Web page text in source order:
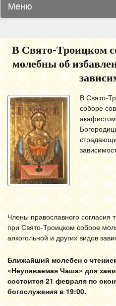
Меню
В Свято-Троицком
молебны об
В Свято-
соборе
Члены православного согласия
при Свято-Троицком соборе
алкогольной и других видов
Ближайший молебен с
«Неупиваемая Чаша» для
состоится 21 февраля по
богослужения в 19:00.